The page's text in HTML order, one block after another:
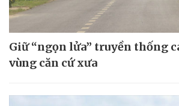
Giữ “ngọn lửa” truyền thống
vùng căn cứ xưa